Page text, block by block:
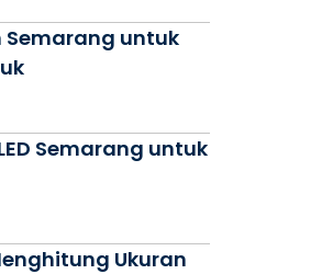
Semarang untuk
Semarang untuk
Ukuran